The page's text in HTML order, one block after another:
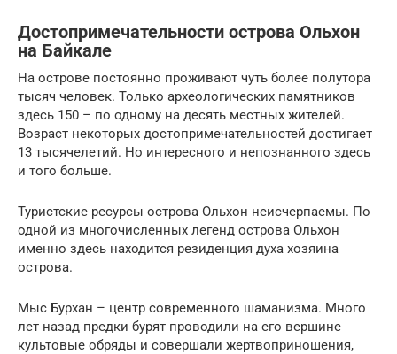
Достопримечательности острова Ольхон
на Байкале
На острове постоянно проживают чуть более полутора
тысяч человек. Только археологических памятников
здесь 150 – по одному на десять местных жителей.
Возраст некоторых достопримечательностей достигает
13 тысячелетий. Но интересного и непознанного здесь
и того больше.
Туристские ресурсы острова Ольхон неисчерпаемы. По
одной из многочисленных легенд острова Ольхон
именно здесь находится резиденция духа хозяина
острова.
Мыс Бурхан – центр современного шаманизма. Много
лет назад предки бурят проводили на его вершине
культовые обряды и совершали жертвоприношения,